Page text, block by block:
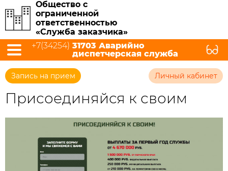
Общество с
ограниченной
ответственностью
«Служба заказчика»
+7(34254) 31703 Аварийно
диспетчерская служба
Запись на прием Личный кабинет
Присоединяйся к своим